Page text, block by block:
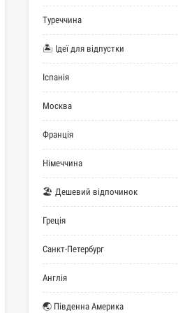
Туреччина
🏝 Ідеї для відпустки
Іспанія
Москва
Франція
Німеччина
🏖 Дешевий відпочинок
Греція
Санкт-Петербург
Англія
🌏 Південна Америка